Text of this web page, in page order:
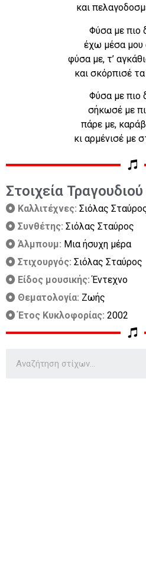
και
Φύσα με πιο
έχω μέσα μου
φύσα με, τ’
και σκόρπισέ
Φύσα με πιο
σήκωσέ με
πάρε με,
κι αρμένισέ με
Στοιχεία Τραγουδιού
Καλλιτέχνες: Σιόλας
Συνθέτης: Σιόλας Σταύρος
Άλμπουμ: Μια ήσυχη μέρα
Στιχουργός: Σιόλας Σταύρος
Είδος μουσικής:Έντεχνο
Θεματολογία: Ζωής
Έτος Κυκλοφορίας: 2002